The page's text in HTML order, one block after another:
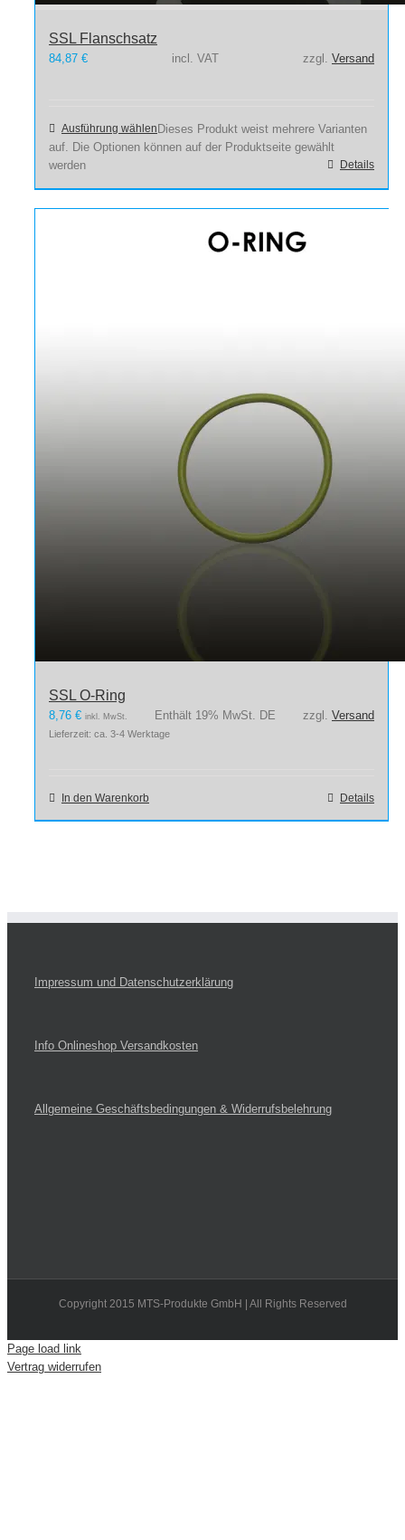
SSL Flanschsatz
84,87 € incl. VAT zzgl. Versand
Ausführung wählen Dieses Produkt weist mehrere Varianten
auf. Die Optionen können auf der Produktseite gewählt
werden
Details
SSL O-Ring
8,76 € inkl. MwSt. Enthält 19% MwSt. DE zzgl. Versand
Lieferzeit: ca. 3-4 Werktage
In den Warenkorb Details
Impressum und Datenschutzerklärung
Info Onlineshop Versandkosten
Allgemeine Geschäftsbedingungen & Widerrufsbelehrung
Copyright 2015 MTS-Produkte GmbH | All Rights Reserved
Page load link
Vertrag widerrufen